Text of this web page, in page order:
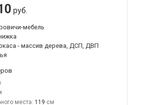
руб.
мебель
- массив дерева, ДСП, ДВП
места: 119